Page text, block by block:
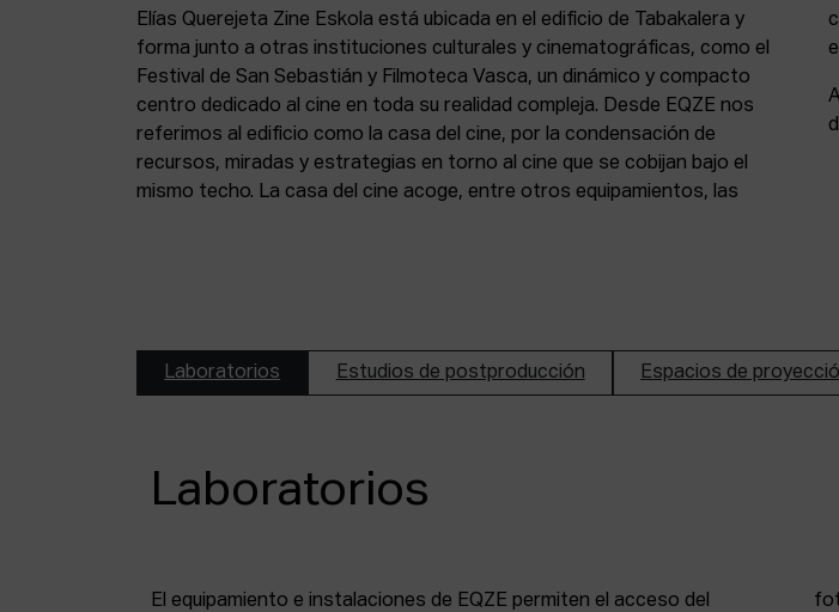
Elías Querejeta Zine Eskola está ubicada en el edificio de Tabakalera y
forma junto a otras instituciones culturales y cinematográficas, como el
Festival de San Sebastián y Filmoteca Vasca, un dinámico y compacto
centro dedicado al cine en toda su realidad compleja. Desde EQZE nos
referimos al edificio como la casa del cine, por la condensación de
recursos, miradas y estrategias en torno al cine que se cobijan bajo el
mismo techo. La casa del cine acoge, entre otros equipamientos, las
Laboratorios Estudios de postproducción Espacios de
Laboratorios
El equipamiento e instalaciones de EQZE permiten el acceso del
fotoquímico, de un estudio de postproducción de imagen y sonido